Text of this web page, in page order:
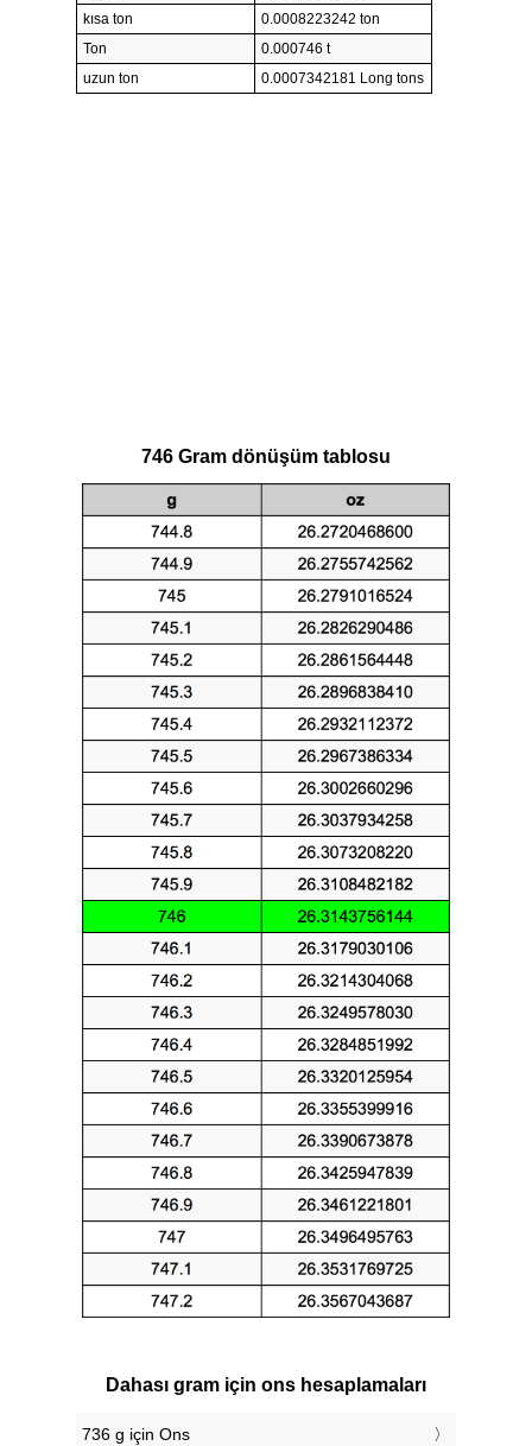
kısa ton
0.0008223242 ton
Ton
0.000746 t
uzun ton
0.0007342181 Long tons
746 Gram dönüşüm tablosu
Dahası gram için ons hesaplamaları
736 g için Ons